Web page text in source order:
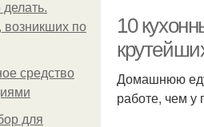
делать.
возникших по
средство
для
10
Домашнюю еду
работе, чем у